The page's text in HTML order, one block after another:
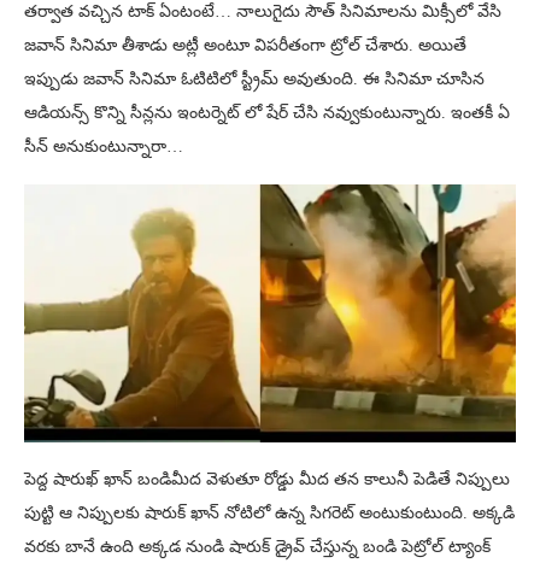
తర్వాత వచ్చిన టాక్ ఏంటంటే… నాలుగైదు సౌత్ సినిమాలను మిక్సీలో వేసి
జవాన్ సినిమా తీశాడు అట్లీ అంటూ విపరీతంగా ట్రోల్ చేశారు. అయితే
ఇప్పుడు జవాన్ సినిమా ఓటిటిలో స్ట్రీమ్ అవుతుంది. ఈ సినిమా చూసిన
ఆడియన్స్ కొన్ని సీన్లను ఇంటర్నెట్ లో షేర్ చేసి నవ్వుకుంటున్నారు. ఇంతకీ ఏ
సీన్ అనుకుంటున్నారా…
పెద్ద షారుఖ్ ఖాన్ బండిమీద వెళుతూ రోడ్డు మీద తన కాలునీ పెడితే నిప్పులు
పుట్టి ఆ నిప్పులకు షారుక్ ఖాన్ నోటిలో ఉన్న సిగరెట్ అంటుకుంటుంది. అక్కడి
వరకు బానే ఉంది అక్కడ నుండి షారుక్ డ్రైవ్ చేస్తున్న బండి పెట్రోల్ ట్యాంక్